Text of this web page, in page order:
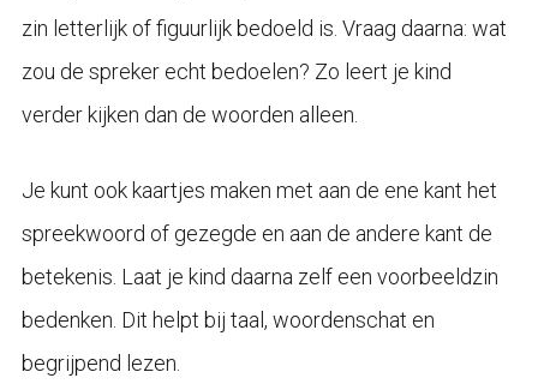
zin letterlijk of figuurlijk bedoeld is. Vraag daarna: wat
zou de spreker echt bedoelen? Zo leert je kind
verder kijken dan de woorden alleen.
Je kunt ook kaartjes maken met aan de ene kant het
spreekwoord of gezegde en aan de andere kant de
betekenis. Laat je kind daarna zelf een voorbeeldzin
bedenken. Dit helpt bij taal, woordenschat en
begrijpend lezen.